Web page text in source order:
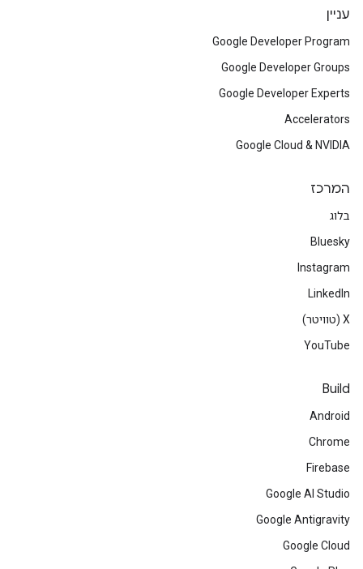
עניין
Google Developer Program
Google Developer Groups
Google Developer Experts
Accelerators
Google Cloud & NVIDIA
המרכז
בלוג
Bluesky
Instagram
LinkedIn
‫X (טוויטר)
YouTube
Build
Android
Chrome
Firebase
Google AI Studio
Google Antigravity
Google Cloud